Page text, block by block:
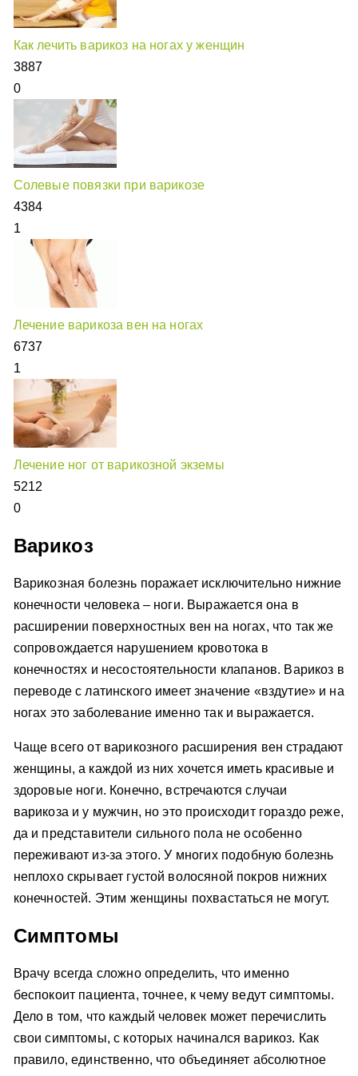
Как лечить варикоз на ногах у женщин
3887
0
Солевые повязки при варикозе
4384
1
Лечение варикоза вен на ногах
6737
1
Лечение ног от варикозной экземы
5212
0
Варикоз
Варикозная болезнь поражает исключительно нижние
конечности человека – ноги. Выражается она в
расширении поверхностных вен на ногах, что так же
сопровождается нарушением кровотока в
конечностях и несостоятельности клапанов. Варикоз в
переводе с латинского имеет значение «вздутие» и на
ногах это заболевание именно так и выражается.
Чаще всего от варикозного расширения вен страдают
женщины, а каждой из них хочется иметь красивые и
здоровые ноги. Конечно, встречаются случаи
варикоза и у мужчин, но это происходит гораздо реже,
да и представители сильного пола не особенно
переживают из-за этого. У многих подобную болезнь
неплохо скрывает густой волосяной покров нижних
конечностей. Этим женщины похвастаться не могут.
Симптомы
Врачу всегда сложно определить, что именно
беспокоит пациента, точнее, к чему ведут симптомы.
Дело в том, что каждый человек может перечислить
свои симптомы, с которых начинался варикоз. Как
правило, единственно, что объединяет абсолютное